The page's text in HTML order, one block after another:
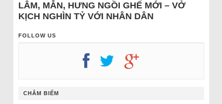
LÂM, MẪN, HƯNG NGỒI GHẾ MỚI – VỞ
KỊCH NGHÌN TỶ VỚI NHÂN DÂN
FOLLOW US
CHÂM BIẾM